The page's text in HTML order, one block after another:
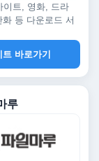
이트, 영화, 드라
등 다운로드 서
트 바로가기
루